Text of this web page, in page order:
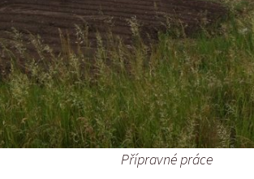
Přípravné práce